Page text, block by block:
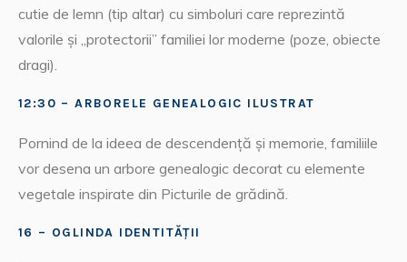
cutie de lemn (tip altar) cu simboluri care reprezintă
valorile și „protectorii” familiei lor moderne (poze, obiecte
dragi).
12:30 – ARBORELE GENEALOGIC ILUSTRAT
Pornind de la ideea de descendență și memorie, familiile
vor desena un arbore genealogic decorat cu elemente
vegetale inspirate din Picturile de grădină.
16 – OGLINDA IDENTITĂȚII